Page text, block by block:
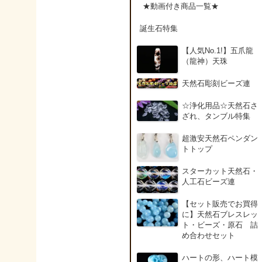
産日長石）
アンフィボールインク
ォーツ(Amphibole)
アンフィボールロック/
ye）
インカローズ（ロード
クロサイト/
インディアンアゲート
ndian Agate)
★動画付き商品一覧★
誕生石特集
【人気No.1!】五爪龍
（龍神）天珠
天然石彫刻ビーズ連
☆浄化用品☆天然石さ
ざれ、タンブル特集
超激安天然石ペンダン
トトップ
スターカット天然石・
人工石ビーズ連
【セット販売でお買得
に】天然石ブレスレッ
ト・ビーズ・原石 詰
め合わせセット
ハートの形、ハート模